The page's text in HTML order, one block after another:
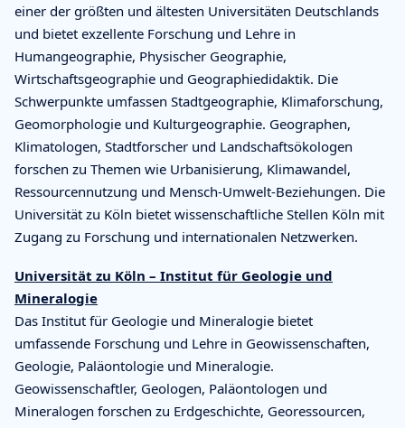
einer der größten und ältesten Universitäten Deutschlands
und bietet exzellente Forschung und Lehre in
Humangeographie, Physischer Geographie,
Wirtschaftsgeographie und Geographiedidaktik. Die
Schwerpunkte umfassen Stadtgeographie, Klimaforschung,
Geomorphologie und Kulturgeographie. Geographen,
Klimatologen, Stadtforscher und Landschaftsökologen
forschen zu Themen wie Urbanisierung, Klimawandel,
Ressourcennutzung und Mensch-Umwelt-Beziehungen. Die
Universität zu Köln bietet wissenschaftliche Stellen Köln mit
Zugang zu Forschung und internationalen Netzwerken.
Universität zu Köln – Institut für Geologie und
Mineralogie
Das Institut für Geologie und Mineralogie bietet
umfassende Forschung und Lehre in Geowissenschaften,
Geologie, Paläontologie und Mineralogie.
Geowissenschaftler, Geologen, Paläontologen und
Mineralogen forschen zu Erdgeschichte, Georessourcen,